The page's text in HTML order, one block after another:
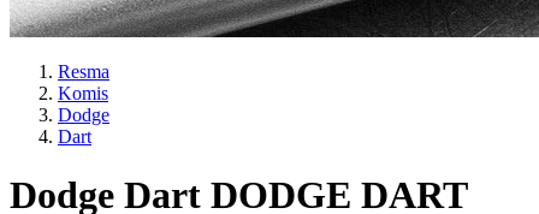
Resma
Komis
Dodge
Dart
Dodge Dart DODGE DART